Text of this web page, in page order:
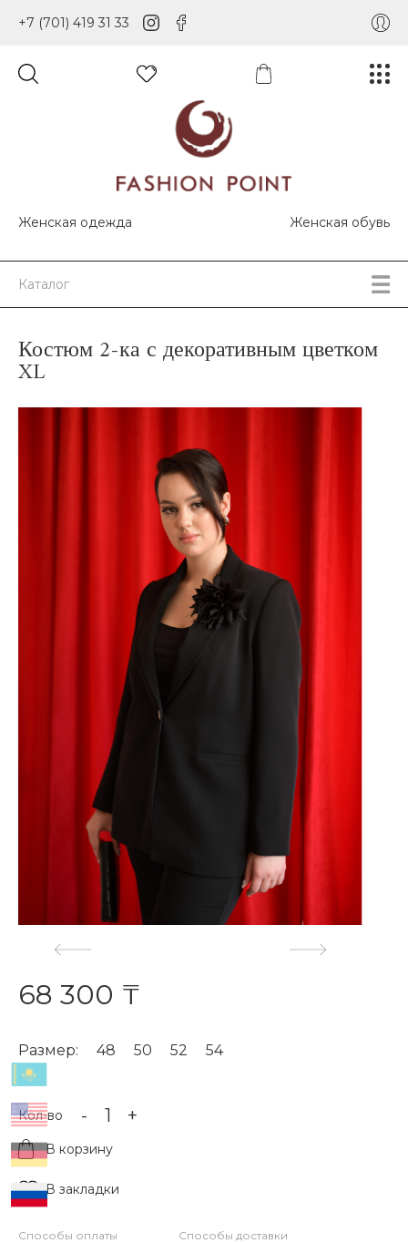
+7 (701) 419 31 33
Женская одежда Женская обувь
Каталог
Костюм 2-ка с декоративным цветком
XL
68 300 ₸
Размер: 48 50 52 54
Кол-во - +
В корзину
В закладки
Способы оплаты Способы доставки